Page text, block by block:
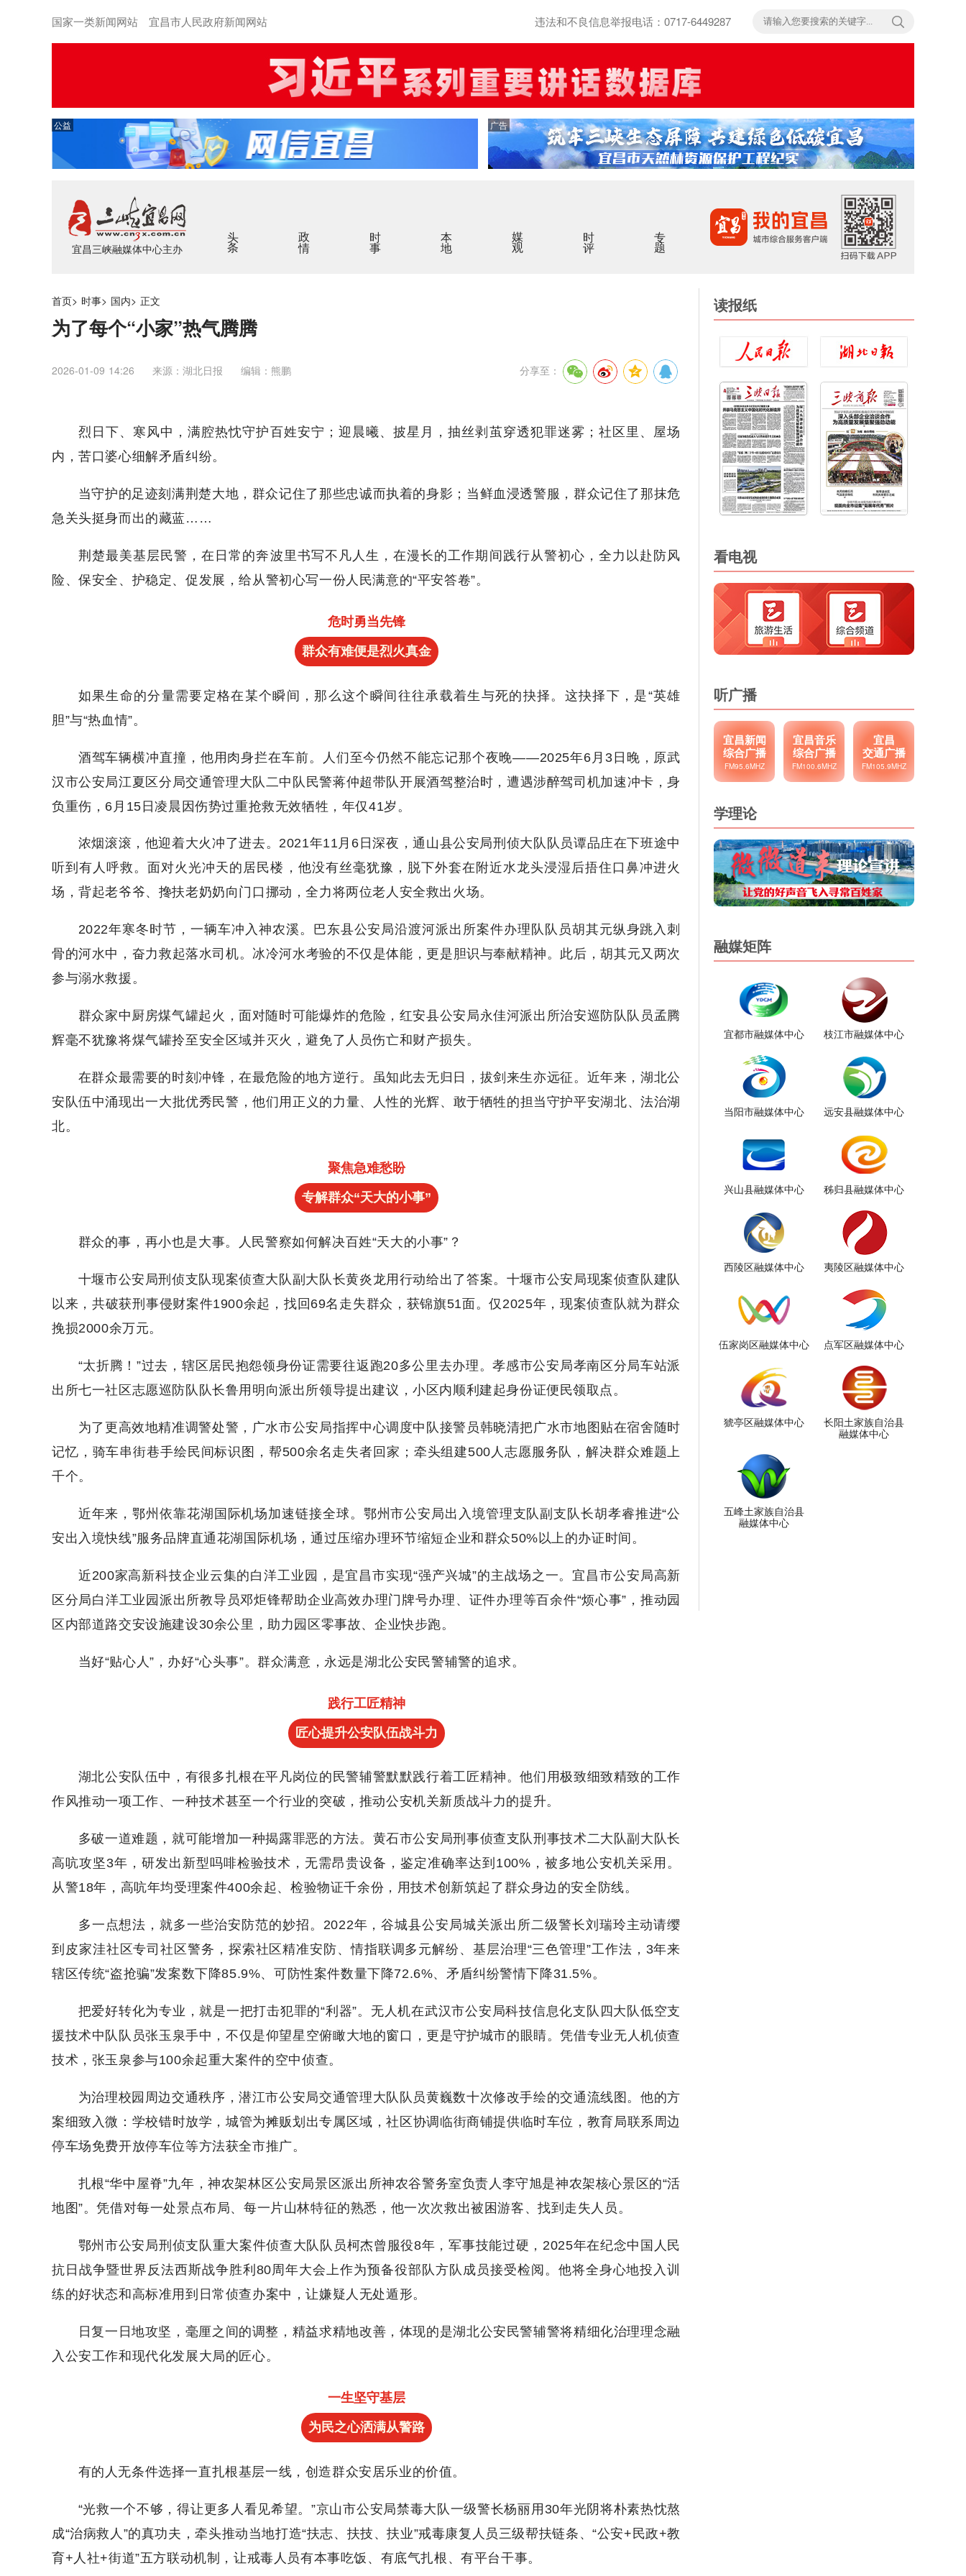
国家一类新闻网站 宜昌市人民政府新闻网站 违法和不良信息举报电话：0717-6449287
公益 广告
宜昌三峡融媒体中心主办
头条 政情 时事 本地 媒观 时评 专题
首页> 时事> 国内> 正文
为了每个“小家”热气腾腾
2026-01-09 14:26 来源：湖北日报 编辑：熊鹏 分享至：
烈日下、寒风中，满腔热忱守护百姓安宁；迎晨曦、披星月，抽丝剥茧穿透犯罪迷雾；社区里、屋场
内，苦口婆心细解矛盾纠纷。
当守护的足迹刻满荆楚大地，群众记住了那些忠诚而执着的身影；当鲜血浸透警服，群众记住了那抹危
急关头挺身而出的藏蓝……
荆楚最美基层民警，在日常的奔波里书写不凡人生，在漫长的工作期间践行从警初心，全力以赴防风
险、保安全、护稳定、促发展，给从警初心写一份人民满意的“平安答卷”。
危时勇当先锋
群众有难便是烈火真金
如果生命的分量需要定格在某个瞬间，那么这个瞬间往往承载着生与死的抉择。这抉择下，是“英雄
胆”与“热血情”。
酒驾车辆横冲直撞，他用肉身拦在车前。人们至今仍然不能忘记那个夜晚——2025年6月3日晚，原武
汉市公安局江夏区分局交通管理大队二中队民警蒋仲超带队开展酒驾整治时，遭遇涉醉驾司机加速冲卡，身
负重伤，6月15日凌晨因伤势过重抢救无效牺牲，年仅41岁。
浓烟滚滚，他迎着大火冲了进去。2021年11月6日深夜，通山县公安局刑侦大队队员谭品庄在下班途中
听到有人呼救。面对火光冲天的居民楼，他没有丝毫犹豫，脱下外套在附近水龙头浸湿后捂住口鼻冲进火
场，背起老爷爷、搀扶老奶奶向门口挪动，全力将两位老人安全救出火场。
2022年寒冬时节，一辆车冲入神农溪。巴东县公安局沿渡河派出所案件办理队队员胡其元纵身跳入刺
骨的河水中，奋力救起落水司机。冰冷河水考验的不仅是体能，更是胆识与奉献精神。此后，胡其元又两次
参与溺水救援。
群众家中厨房煤气罐起火，面对随时可能爆炸的危险，红安县公安局永佳河派出所治安巡防队队员孟腾
辉毫不犹豫将煤气罐拎至安全区域并灭火，避免了人员伤亡和财产损失。
在群众最需要的时刻冲锋，在最危险的地方逆行。虽知此去无归日，拔剑来生亦远征。近年来，湖北公
安队伍中涌现出一大批优秀民警，他们用正义的力量、人性的光辉、敢于牺牲的担当守护平安湖北、法治湖
北。
聚焦急难愁盼
专解群众“天大的小事”
群众的事，再小也是大事。人民警察如何解决百姓“天大的小事”？
十堰市公安局刑侦支队现案侦查大队副大队长黄炎龙用行动给出了答案。十堰市公安局现案侦查队建队
以来，共破获刑事侵财案件1900余起，找回69名走失群众，获锦旗51面。仅2025年，现案侦查队就为群众
挽损2000余万元。
“太折腾！”过去，辖区居民抱怨领身份证需要往返跑20多公里去办理。孝感市公安局孝南区分局车站派
出所七一社区志愿巡防队队长鲁用明向派出所领导提出建议，小区内顺利建起身份证便民领取点。
为了更高效地精准调警处警，广水市公安局指挥中心调度中队接警员韩晓清把广水市地图贴在宿舍随时
记忆，骑车串街巷手绘民间标识图，帮500余名走失者回家；牵头组建500人志愿服务队，解决群众难题上
千个。
近年来，鄂州依靠花湖国际机场加速链接全球。鄂州市公安局出入境管理支队副支队长胡孝睿推进“公
安出入境快线”服务品牌直通花湖国际机场，通过压缩办理环节缩短企业和群众50%以上的办证时间。
近200家高新科技企业云集的白洋工业园，是宜昌市实现“强产兴城”的主战场之一。宜昌市公安局高新
区分局白洋工业园派出所教导员邓炬锋帮助企业高效办理门牌号办理、证件办理等百余件“烦心事”，推动园
区内部道路交安设施建设30余公里，助力园区零事故、企业快步跑。
当好“贴心人”，办好“心头事”。群众满意，永远是湖北公安民警辅警的追求。
践行工匠精神
匠心提升公安队伍战斗力
湖北公安队伍中，有很多扎根在平凡岗位的民警辅警默默践行着工匠精神。他们用极致细致精致的工作
作风推动一项工作、一种技术甚至一个行业的突破，推动公安机关新质战斗力的提升。
多破一道难题，就可能增加一种揭露罪恶的方法。黄石市公安局刑事侦查支队刑事技术二大队副大队长
高吭攻坚3年，研发出新型吗啡检验技术，无需昂贵设备，鉴定准确率达到100%，被多地公安机关采用。
从警18年，高吭年均受理案件400余起、检验物证千余份，用技术创新筑起了群众身边的安全防线。
多一点想法，就多一些治安防范的妙招。2022年，谷城县公安局城关派出所二级警长刘瑞玲主动请缨
到皮家洼社区专司社区警务，探索社区精准安防、情指联调多元解纷、基层治理“三色管理”工作法，3年来
辖区传统“盗抢骗”发案数下降85.9%、可防性案件数量下降72.6%、矛盾纠纷警情下降31.5%。
把爱好转化为专业，就是一把打击犯罪的“利器”。无人机在武汉市公安局科技信息化支队四大队低空支
援技术中队队员张玉泉手中，不仅是仰望星空俯瞰大地的窗口，更是守护城市的眼睛。凭借专业无人机侦查
技术，张玉泉参与100余起重大案件的空中侦查。
为治理校园周边交通秩序，潜江市公安局交通管理大队队员黄巍数十次修改手绘的交通流线图。他的方
案细致入微：学校错时放学，城管为摊贩划出专属区域，社区协调临街商铺提供临时车位，教育局联系周边
停车场免费开放停车位等方法获全市推广。
扎根“华中屋脊”九年，神农架林区公安局景区派出所神农谷警务室负责人李守旭是神农架核心景区的“活
地图”。凭借对每一处景点布局、每一片山林特征的熟悉，他一次次救出被困游客、找到走失人员。
鄂州市公安局刑侦支队重大案件侦查大队队员柯杰曾服役8年，军事技能过硬，2025年在纪念中国人民
抗日战争暨世界反法西斯战争胜利80周年大会上作为预备役部队方队成员接受检阅。他将全身心地投入训
练的好状态和高标准用到日常侦查办案中，让嫌疑人无处遁形。
日复一日地攻坚，毫厘之间的调整，精益求精地改善，体现的是湖北公安民警辅警将精细化治理理念融
入公安工作和现代化发展大局的匠心。
一生坚守基层
为民之心洒满从警路
有的人无条件选择一直扎根基层一线，创造群众安居乐业的价值。
“光救一个不够，得让更多人看见希望。”京山市公安局禁毒大队一级警长杨丽用30年光阴将朴素热忱熬
成“治病救人”的真功夫，牵头推动当地打造“扶志、扶技、扶业”戒毒康复人员三级帮扶链条、“公安+民政+教
育+人社+街道”五方联动机制，让戒毒人员有本事吃饭、有底气扎根、有平台干事。
读报纸
看电视
听广播
宜昌新闻
综合广播
FM95.6MHZ
宜昌音乐
综合广播
FM100.6MHZ
宜昌
交通广播
FM105.9MHZ
学理论
融媒矩阵
宜都市融媒体中心 枝江市融媒体中心
当阳市融媒体中心 远安县融媒体中心
兴山县融媒体中心 秭归县融媒体中心
西陵区融媒体中心 夷陵区融媒体中心
伍家岗区融媒体中心 点军区融媒体中心
猇亭区融媒体中心
长阳土家族自治县
融媒体中心
五峰土家族自治县
融媒体中心